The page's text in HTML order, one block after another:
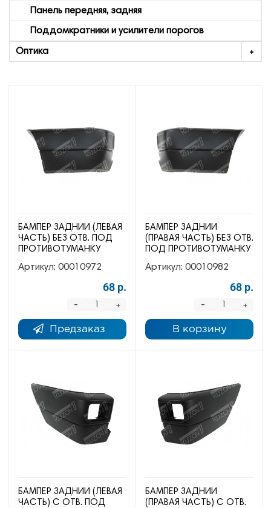
Панель передняя, задняя
Поддомкратники и усилители порогов
Оптика
БАМПЕР ЗАДНИЙ (ЛЕВАЯ
ЧАСТЬ) БЕЗ ОТВ. ПОД
ПРОТИВОТУМАНКУ
Артикул: 00010972
68 р.
+
-
Предзаказ
БАМПЕР ЗАДНИЙ
(ПРАВАЯ ЧАСТЬ) БЕЗ ОТВ.
ПОД ПРОТИВОТУМАНКУ
Артикул: 00010982
68 р.
+
-
В корзину
БАМПЕР ЗАДНИЙ (ЛЕВАЯ
ЧАСТЬ) С ОТВ. ПОД
БАМПЕР ЗАДНИЙ
(ПРАВАЯ ЧАСТЬ) С ОТВ.